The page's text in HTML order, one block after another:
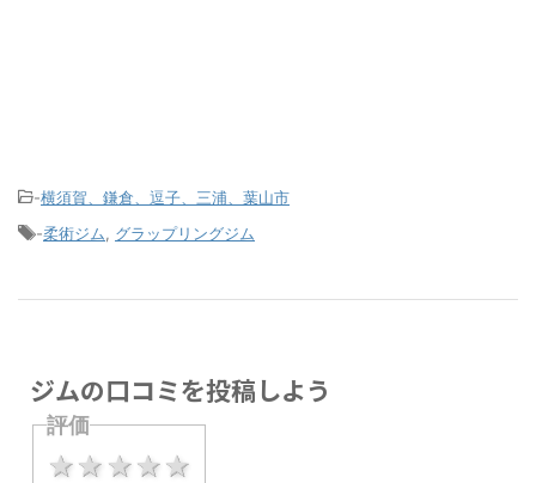
-横須賀、鎌倉、逗子、三浦、葉山市
-柔術ジム グラップリングジム
ジムの口コミを投稿しよう
評価
4 stars
3 stars
2 stars
1 star